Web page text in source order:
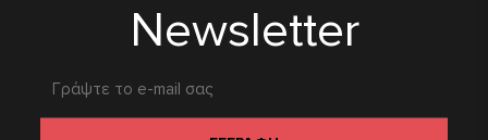
Newsletter